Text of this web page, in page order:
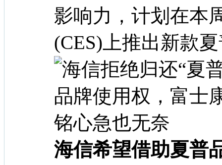
影响力，计划在本
(CES)上推出新款
海信希望借助夏普